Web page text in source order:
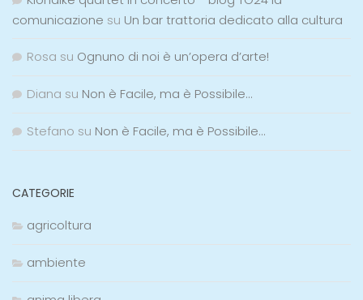
comunicazione su Un bar trattoria dedicato alla cultura
Rosa su Ognuno di noi è un’opera d’arte!
Diana su Non è Facile, ma è Possibile…
Stefano su Non è Facile, ma è Possibile…
CATEGORIE
agricoltura
ambiente